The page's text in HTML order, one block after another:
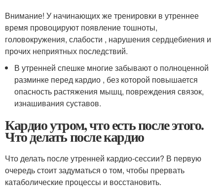
Внимание! У начинающих же тренировки в утреннее
время провоцируют появление тошноты,
головокружения, слабости , нарушения сердцебиения и
прочих неприятных последствий.
В утренней спешке многие забывают о полноценной
разминке перед кардио , без которой повышается
опасность растяжения мышц, повреждения связок,
изнашивания суставов.
Кардио утром, что есть после этого.
Что делать после кардио
Что делать после утренней кардио-сессии? В первую
очередь стоит задуматься о том, чтобы прервать
катаболические процессы и восстановить.